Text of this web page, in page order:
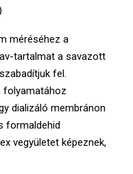
méréséhez a
tartalmat a savazott
fel.
folyamatához
dializáló membránon
formaldehid
vegyületet képeznek,